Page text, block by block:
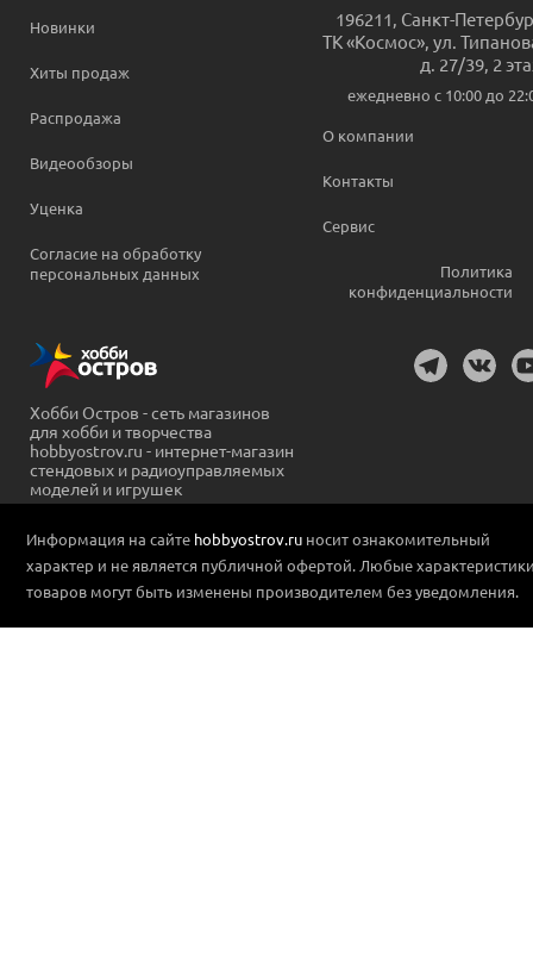
Новинки
Хиты продаж
Распродажа
Видеообзоры
Уценка
Согласие на обработку
персональных данных
196211, Санкт-
ТК «Космос», ул.
д. 27/39, 2
ежедневно c 10:00 до
О компании
Контакты
Сервис
Политика
конфиденциальности
Хобби Остров - сеть магазинов
для хобби и творчества
hobbyostrov.ru - интернет-магазин
стендовых и радиоуправляемых
моделей и игрушек
Информация на сайте hobbyostrov.ru носит ознакомительный
характер и не является публичной офертой. Любые
товаров могут быть изменены производителем без уведомления.